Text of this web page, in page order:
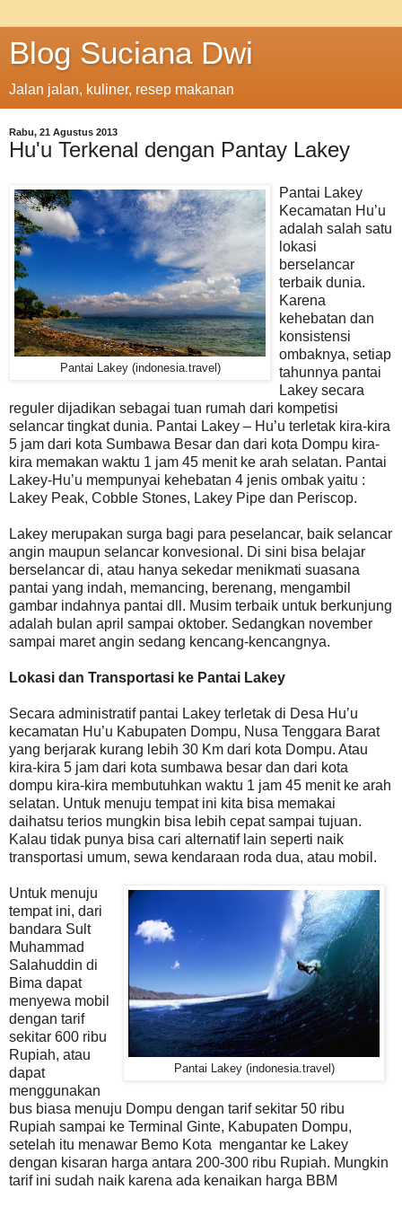
Blog Suciana Dwi
Jalan jalan, kuliner, resep makanan
Rabu, 21 Agustus 2013
Hu'u Terkenal dengan Pantay Lakey
Pantai Lakey (indonesia.travel)
Pantai Lakey
Kecamatan Hu’u
adalah salah satu
lokasi
berselancar
terbaik dunia.
Karena
kehebatan dan
konsistensi
ombaknya, setiap
tahunnya pantai
Lakey secara
reguler dijadikan sebagai tuan rumah dari kompetisi
selancar tingkat dunia. Pantai Lakey – Hu’u terletak kira-kira
5 jam dari kota Sumbawa Besar dan dari kota Dompu kira-
kira memakan waktu 1 jam 45 menit ke arah selatan. Pantai
Lakey-Hu’u mempunyai kehebatan 4 jenis ombak yaitu :
Lakey Peak, Cobble Stones, Lakey Pipe dan Periscop.
Lakey merupakan surga bagi para peselancar, baik selancar
angin maupun selancar konvesional. Di sini bisa belajar
berselancar di, atau hanya sekedar menikmati suasana
pantai yang indah, memancing, berenang, mengambil
gambar indahnya pantai dll. Musim terbaik untuk berkunjung
adalah bulan april sampai oktober. Sedangkan november
sampai maret angin sedang kencang-kencangnya.
Lokasi dan Transportasi ke Pantai Lakey
Secara administratif pantai Lakey terletak di Desa Hu’u
kecamatan Hu’u Kabupaten Dompu, Nusa Tenggara Barat
yang berjarak kurang lebih 30 Km dari kota Dompu. Atau
kira-kira 5 jam dari kota sumbawa besar dan dari kota
dompu kira-kira membutuhkan waktu 1 jam 45 menit ke arah
selatan. Untuk menuju tempat ini kita bisa memakai
daihatsu terios mungkin bisa lebih cepat sampai tujuan.
Kalau tidak punya bisa cari alternatif lain seperti naik
transportasi umum, sewa kendaraan roda dua, atau mobil.
Pantai Lakey (indonesia.travel)
Untuk menuju
tempat ini, dari
bandara Sult
Muhammad
Salahuddin di
Bima dapat
menyewa mobil
dengan tarif
sekitar 600 ribu
Rupiah, atau
dapat
menggunakan
bus biasa menuju Dompu dengan tarif sekitar 50 ribu
Rupiah sampai ke Terminal Ginte, Kabupaten Dompu,
setelah itu menawar Bemo Kota mengantar ke Lakey
dengan kisaran harga antara 200-300 ribu Rupiah. Mungkin
tarif ini sudah naik karena ada kenaikan harga BBM